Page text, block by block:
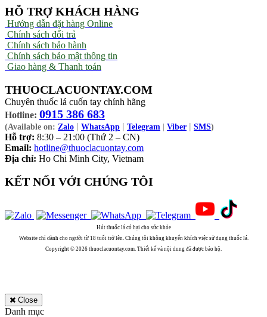
HỖ TRỢ KHÁCH HÀNG
Hướng dẫn đặt hàng Online
Chính sách đổi trả
Chính sách bảo hành
Chính sách bảo mật thông tin
Giao hàng & Thanh toán
THUOCLACUONTAY.COM
Chuyên thuốc lá cuốn tay chính hãng
Hotline: 0915 386 683
(Available on: Zalo | WhatsApp | Telegram Viber | SMS)
Hỗ trợ: 8:30 – 21:00 (Thứ 2 – CN)
Email: hotline@thuoclacuontay.com
Địa chỉ: Ho Chi Minh City, Vietnam
KẾT NỐI VỚI CHÚNG TÔI
Hút thuốc lá có hại cho sức khỏe
Website chỉ dành cho người từ 18 tuổi trở lên. Chúng tôi không khuyến khích việc sử dụng thuốc lá.
Copyright © 2026 thuoclacuontay.com. Thiết kế và nội dung đã được bảo hộ.
Close
Danh mục